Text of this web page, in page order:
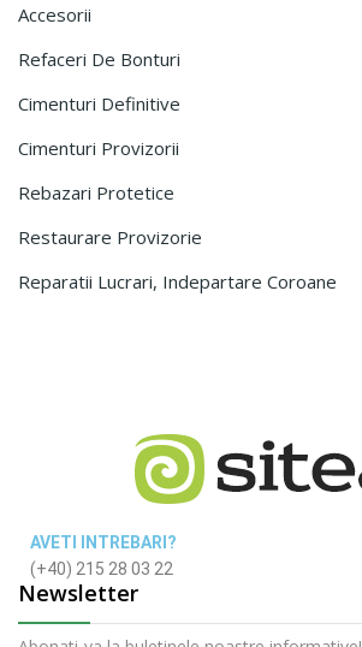
Accesorii
Refaceri De Bonturi
Cimenturi Definitive
Cimenturi Provizorii
Rebazari Protetice
Restaurare Provizorie
Reparatii Lucrari, Indepartare Coroane
AVETI INTREBARI?
(+40) 215 28 03 22
Newsletter